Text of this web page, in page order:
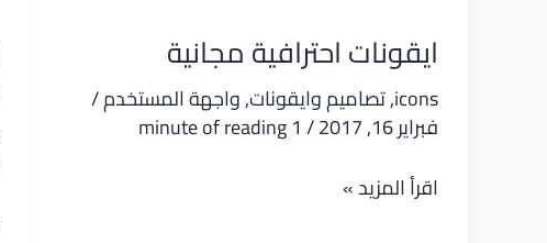
ايقونات احترافية مجانية
icons
,تصاميم وايقونات,واجهة المستخدم/
فبراير 16, 2017 /
1 minute of reading
ايقونات
اقرأ المزيد »